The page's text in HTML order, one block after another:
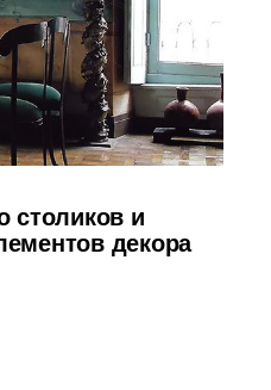
столиков и
декора